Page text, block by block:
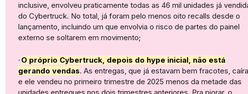
inclusive, envolveu praticamente todas as 46 mil unidades já
do Cybertruck. No total, já foram pelo menos oito recalls desde o
lançamento, incluindo um que envolvia o risco de partes do painel
externo se soltarem em movimento;
· O próprio Cybertruck, depois do hype inicial, não está
gerando vendas. As entregas, que já estavam bem fracotes,
e ele vendeu no primeiro trimestre de 2025 menos da metade das